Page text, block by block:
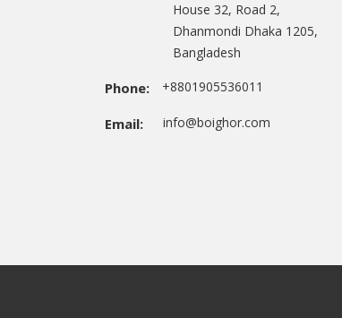
House 32, Road 2,
Dhanmondi Dhaka 1205,
Bangladesh
Phone: +8801905536011
Email: info@boighor.com